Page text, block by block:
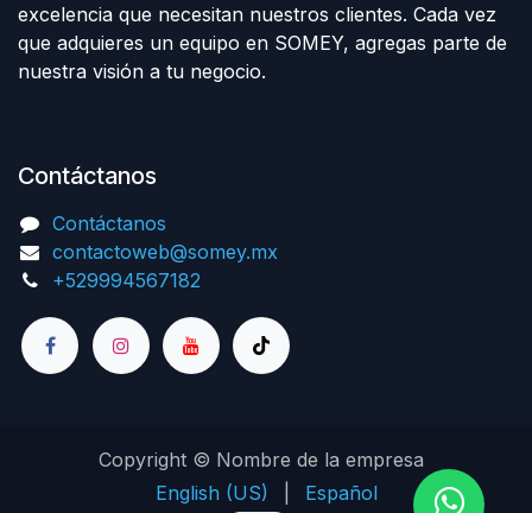
excelencia que necesitan nuestros clientes. Cada vez
que adquieres un equipo en SOMEY, agregas parte de
nuestra visión a tu negocio.
Contáctanos
Contáctanos
contactoweb@somey.mx
+529994567182
Copyright © Nombre de la empresa
English (US)
Español